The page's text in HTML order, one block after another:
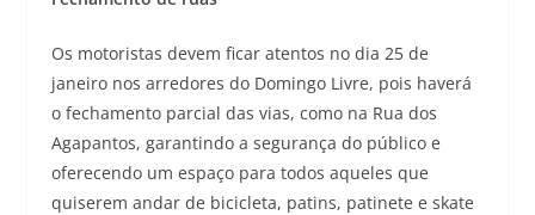
Os motoristas devem ficar atentos no dia 25 de
janeiro nos arredores do Domingo Livre, pois haverá
o fechamento parcial das vias, como na Rua dos
Agapantos, garantindo a segurança do público e
oferecendo um espaço para todos aqueles que
quiserem andar de bicicleta, patins, patinete e skate